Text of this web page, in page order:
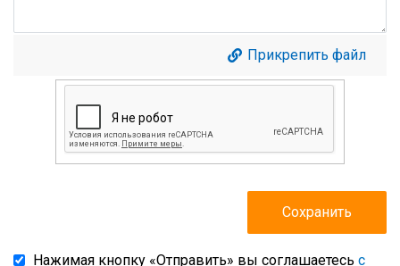
Прикрепить файл
Нажимая кнопку «Отправить» вы соглашаетесь с